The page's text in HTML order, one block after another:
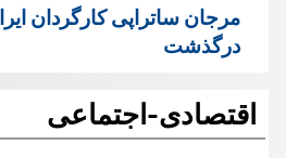
مرجان ساتراپی کارگردان
درگذشت
اقتصادی-اجتماعی